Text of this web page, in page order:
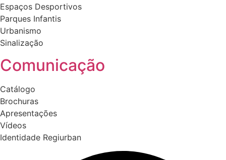
Espaços Desportivos
Parques Infantis
Urbanismo
Sinalização
Comunicação
Catálogo
Brochuras
Apresentações
Vídeos
Identidade Regiurban